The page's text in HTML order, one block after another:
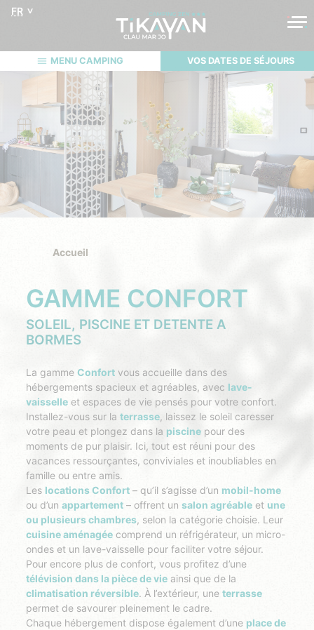
FR
MENU CAMPING VOS DATES DE SÉJOURS
Accueil
GAMME CONFORT
SOLEIL, PISCINE ET DETENTE A
BORMES
La gammeConfort vous accueille dans des
hébergements spacieux et agréables, avec lave-
vaisselle et espaces de vie pensés pour votre confort.
Installez-vous sur laterrasse , laissez le soleil caresser
votre peau et plongez dans la piscine pour des
moments de pur plaisir. Ici, tout est réuni pour des
vacances ressourçantes, conviviales et inoubliables en
famille ou entre amis.
Les locations Confort – qu’il s’agisse d’un mobil-home
ou d’unappartement – offrent unsalon agréable et une
ou plusieurs chambres, selon la catégorie choisie. Leur
cuisine aménagée comprend un réfrigérateur, un micro-
ondes et un lave-vaisselle pour faciliter votre séjour.
Pour encore plus de confort, vous profitez d’une
télévision dans la pièce de vie ainsi que de la
climatisation réversible. À l’extérieur, uneterrasse
permet de savourer pleinement le cadre.
Chaque hébergement dispose également d’une place de